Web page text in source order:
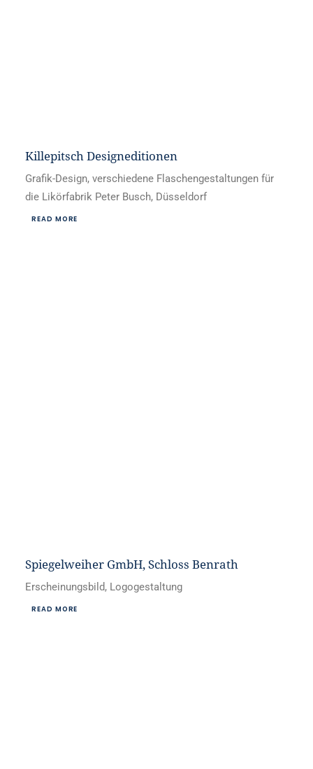
Killepitsch Designeditionen
Grafik-Design, verschiedene Flaschengestaltungen für
die Likörfabrik Peter Busch, Düsseldorf
READ MORE
Spiegelweiher GmbH, Schloss Benrath
Erscheinungsbild, Logogestaltung
READ MORE